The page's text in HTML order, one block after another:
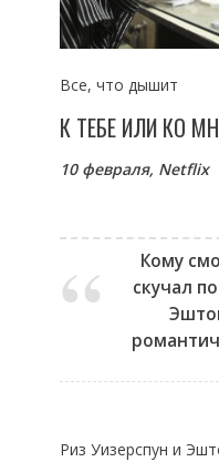
Все, что дышит
К ТЕБЕ ИЛИ КО
10 февраля, Netflix
Кому
скучал
Риз Уизерспун и